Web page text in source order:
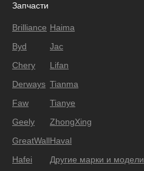
Запчасти
Brilliance
Byd
Chery
Derways
Faw
Geely
GreatWall
Hafei
Haima
Jac
Lifan
Tianma
Tianye
ZhongXing
Haval
Другие марки и модели